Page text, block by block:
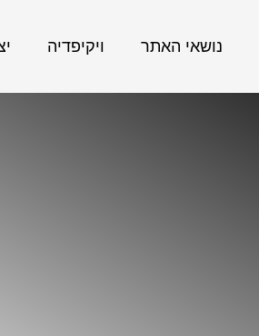
נושאי האתר ויקיפדיה